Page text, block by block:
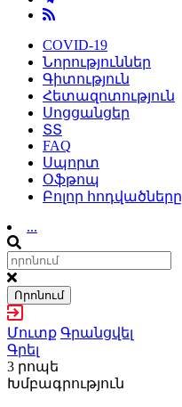
COVID-19
Նորություններ
Գիտություն
Հետազոտություն
Սոցցանցեր
ՏՏ
FAQ
Սպորտ
Օֆթոպ
Բոլոր հոդվածները
...
Որոնում
Մուտք Գրանցվել
Գրել
3 րոպե
Խմբագրություն